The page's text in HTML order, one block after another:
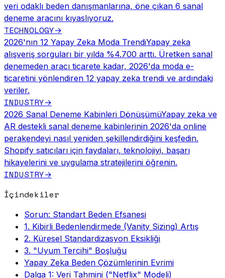
veri odaklı beden danışmanlarına, öne çıkan 6 sanal
deneme aracını kıyaslıyoruz.
TECHNOLOGY→
2026'nın 12 Yapay Zeka Moda TrendiYapay zeka
alışveriş sorguları bir yılda %4.700 arttı. Üretken sanal
denemeden aracı ticarete kadar, 2026'da moda e-
ticaretini yönlendiren 12 yapay zeka trendi ve ardındaki
veriler.
INDUSTRY→
2026 Sanal Deneme Kabinleri DönüşümüYapay zeka ve
AR destekli sanal deneme kabinlerinin 2026'da online
perakendeyi nasıl yeniden şekillendirdiğini keşfedin.
Shopify satıcıları için faydaları, teknolojiyi, başarı
hikayelerini ve uygulama stratejilerini öğrenin.
INDUSTRY→
İçindekiler
Sorun: Standart Beden Efsanesi
1. Kibirli Bedenlendirmede (Vanity Sizing) Artış
2. Küresel Standardizasyon Eksikliği
3. "Uyum Tercihi" Boşluğu
Yapay Zeka Beden Çözümlerinin Evrimi
Dalga 1: Veri Tahmini ("Netflix" Modeli)